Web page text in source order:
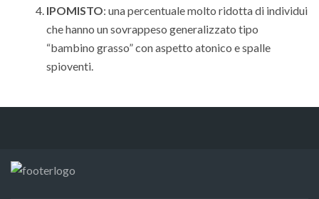
IPOMISTO: una percentuale molto ridotta di individui
che hanno un sovrappeso generalizzato tipo
“bambino grasso” con aspetto atonico e spalle
spioventi.